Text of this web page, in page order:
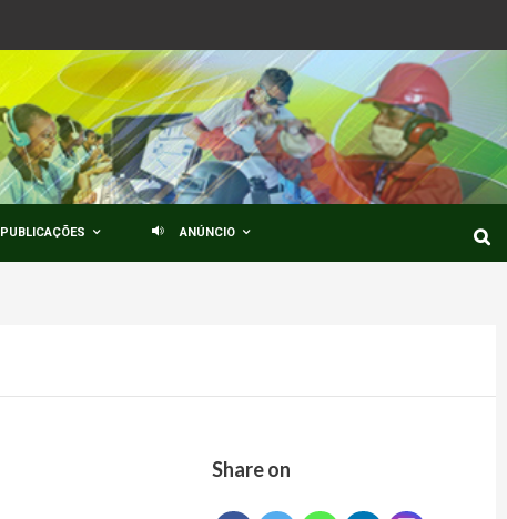
PUBLICAÇÕES ANÚNCIO
Share on